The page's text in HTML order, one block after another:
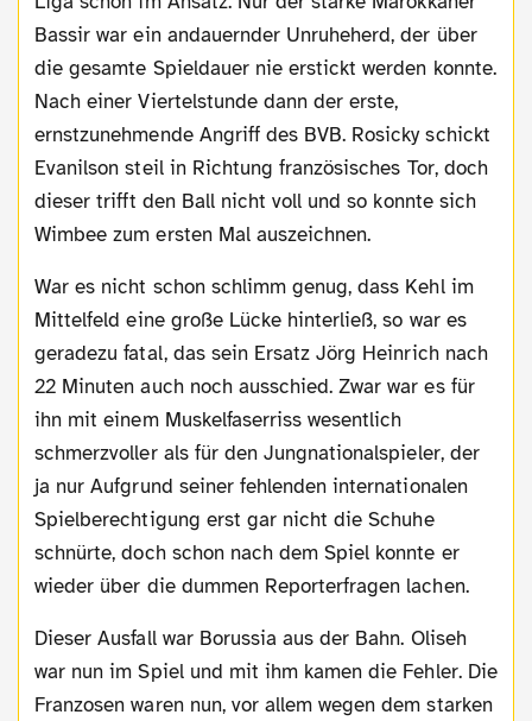
Bassir war ein andauernder Unruheherd, der über
die gesamte Spieldauer nie erstickt werden konnte.
Nach einer Viertelstunde dann der erste,
ernstzunehmende Angriff des BVB. Rosicky schickt
Evanilson steil in Richtung französisches Tor, doch
dieser trifft den Ball nicht voll und so konnte sich
Wimbee zum ersten Mal auszeichnen.
War es nicht schon schlimm genug, dass Kehl im
Mittelfeld eine große Lücke hinterließ, so war es
geradezu fatal, das sein Ersatz Jörg Heinrich nach
22 Minuten auch noch ausschied. Zwar war es für
ihn mit einem Muskelfaserriss wesentlich
schmerzvoller als für den Jungnationalspieler, der
ja nur Aufgrund seiner fehlenden internationalen
Spielberechtigung erst gar nicht die Schuhe
schnürte, doch schon nach dem Spiel konnte er
wieder über die dummen Reporterfragen lachen.
Dieser Ausfall war Borussia aus der Bahn. Oliseh
war nun im Spiel und mit ihm kamen die Fehler. Die
Franzosen waren nun, vor allem wegen dem starken